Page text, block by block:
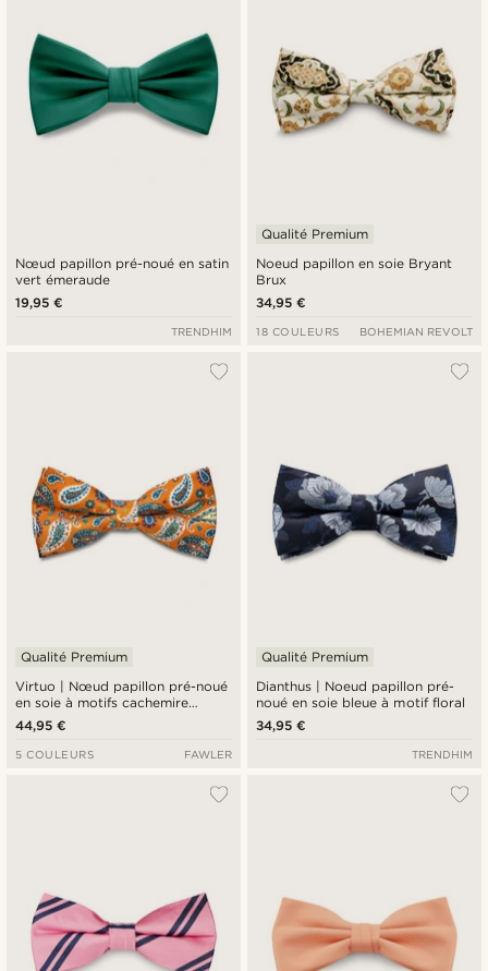
Nœud papillon pré-noué en satin
vert émeraude
19,95 €
TRENDHIM
Noeud papillon en soie Bryant
Brux
Qualité Premium
34,95 €
18 COULEURS BOHEMIAN REVOLT
Virtuo | Nœud papillon pré-noué
en soie à motifs cachemire
mandarine
Qualité Premium
44,95 €
5 COULEURS FAWLER
Dianthus | Noeud papillon pré-
noué en soie bleue à motif floral
Qualité Premium
34,95 €
TRENDHIM